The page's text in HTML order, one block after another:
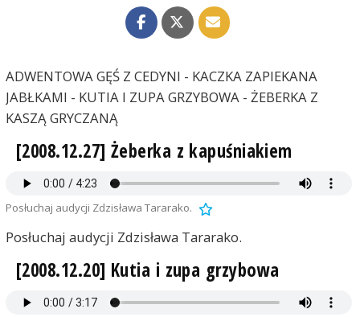
ADWENTOWA GĘŚ Z CEDYNI - KACZKA ZAPIEKANA
JABŁKAMI - KUTIA I ZUPA GRZYBOWA - ŻEBERKA Z
KASZĄ GRYCZANĄ
[2008.12.27] Żeberka z kapuśniakiem
Posłuchaj audycji Zdzisława Tararako.
Posłuchaj audycji Zdzisława Tararako.
[2008.12.20] Kutia i zupa grzybowa